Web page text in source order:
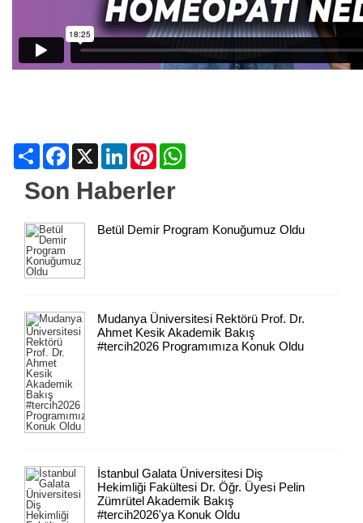
Share Facebook
X LinkedInPinterest
Son Haberler
Betül Demir Program Konuğumuz Oldu
Mudanya Üniversitesi Rektörü Prof. Dr.
Ahmet Kesik Akademik Bakış
#tercih2026 Programımıza Konuk Oldu
İstanbul Galata Üniversitesi Diş
Hekimliği Fakültesi Dr. Öğr. Üyesi Pelin
Zümrütel Akademik Bakış
#tercih2026'ya Konuk Oldu